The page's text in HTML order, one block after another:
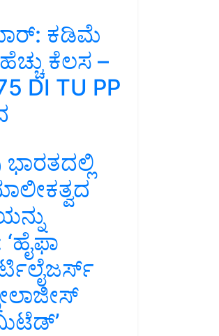
ಕಡಿಮೆ
ಕೆಲಸ –
DI TU PP
ಭಾರತದಲ್ಲಿ